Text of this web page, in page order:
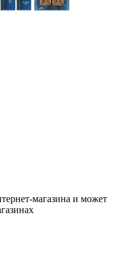
магазина и может